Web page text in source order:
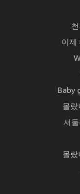
이제
Baby
몰랐
서
몰랐